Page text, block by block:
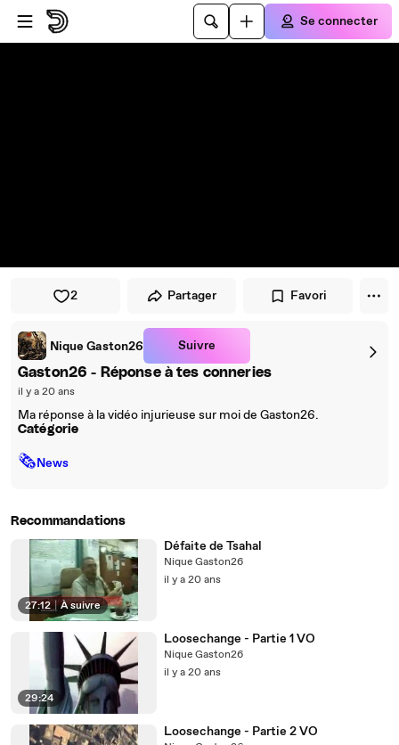
Passer au player
Passer au contenu principal
Se connecter
2 Partager Favori
Nique Gaston26 Suivre
Gaston26 - Réponse à tes conneries
il y a 20 ans
Ma réponse à la vidéo injurieuse sur moi de Gaston26.
Catégorie
🗞News
Recommandations
27:12 | À suivre
Défaite de Tsahal
Nique Gaston26
il y a 20 ans
29:24
Loosechange - Partie 1 VO
Nique Gaston26
il y a 20 ans
Loosechange - Partie 2 VO